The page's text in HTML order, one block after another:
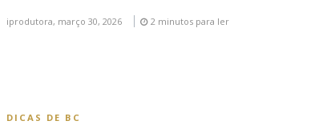
iprodutora, março 30, 2026 2 minutos para ler
DICAS DE BC